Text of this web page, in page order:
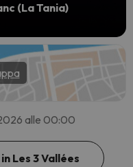
(La Tania)
alle 00:00
Les 3 Vallées